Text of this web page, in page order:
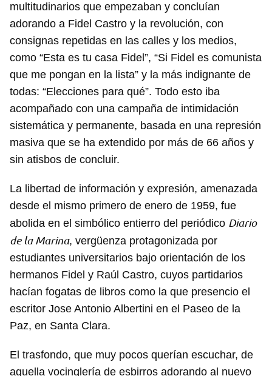
multitudinarios que empezaban y concluían
adorando a Fidel Castro y la revolución, con
consignas repetidas en las calles y los medios,
como “Esta es tu casa Fidel”, “Si Fidel es comunista
que me pongan en la lista” y la más indignante de
todas: “Elecciones para qué”. Todo esto iba
acompañado con una campaña de intimidación
sistemática y permanente, basada en una represión
masiva que se ha extendido por más de 66 años y
sin atisbos de concluir.
La libertad de información y expresión, amenazada
desde el mismo primero de enero de 1959, fue
abolida en el simbólico entierro del periódico Diario
de la Marina, vergüenza protagonizada por
estudiantes universitarios bajo orientación de los
hermanos Fidel y Raúl Castro, cuyos partidarios
hacían fogatas de libros como la que presencio el
escritor Jose Antonio Albertini en el Paseo de la
Paz, en Santa Clara.
El trasfondo, que muy pocos querían escuchar, de
aquella vocinglería de esbirros adorando al nuevo